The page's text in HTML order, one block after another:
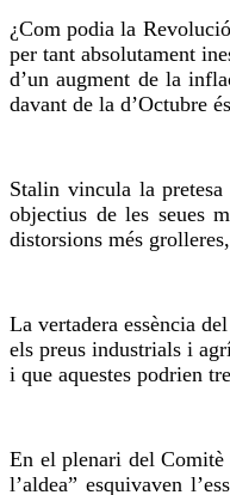
¿Com podia la
per tant absolutament
d’un augment de la
davant de la d’Octubre
Stalin vincula la
objectius de les seues
distorsions més
La vertadera essència
els preus industrials i
i que aquestes podrien
En el plenari del Comitè
l’aldea” esquivaven